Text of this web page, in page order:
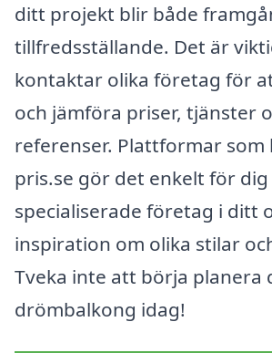
ditt projekt blir både
tillfredsställande. Det är
kontaktar olika företag för
och jämföra priser, tjänster
referenser. Plattformar som
pris.se gör det enkelt för
specialiserade företag i ditt
inspiration om olika stilar
Tveka inte att börja planera
drömbalkong idag!